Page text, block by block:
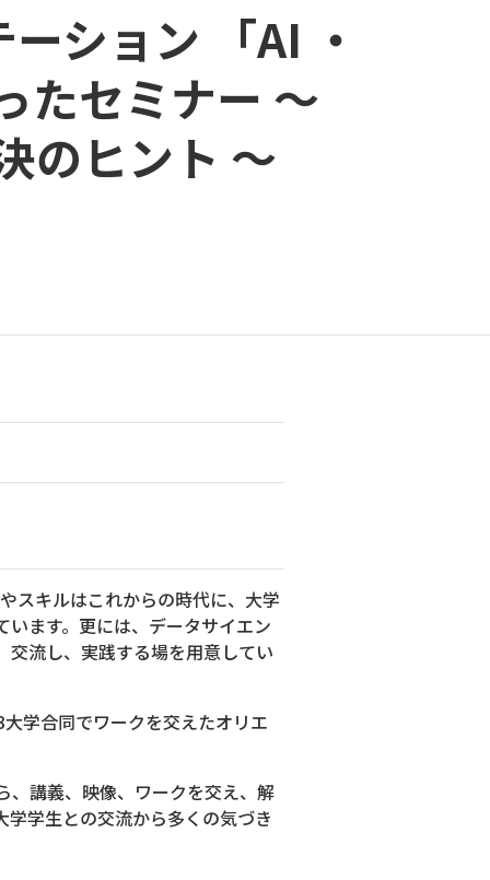
ション 「AI ・
たセミナー ～
のヒント ～
スキルはこれからの時代に、大学
ます。更には、データサイエン
交流し、実践する場を用意してい
学合同でワークを交えたオリエ
、講義、映像、ワークを交え、解
学生との交流から多くの気づき